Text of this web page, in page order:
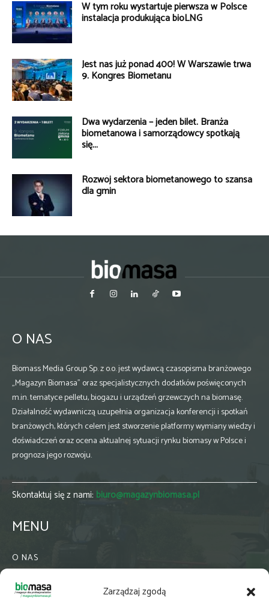
Zarządzaj zgodą
W tym roku wystartuje pierwsza w Polsce
instalacja produkująca bioLNG
Jest nas już ponad 400! W Warszawie trwa
9. Kongres Biometanu
Dwa wydarzenia – jeden bilet. Branża
biometanowa i samorządowcy spotkają
się...
Rozwój sektora biometanowego to szansa
dla gmin
O NAS
Biomass Media Group Sp. z o.o. jest wydawcą czasopisma branżowego
„Magazyn Biomasa” oraz specjalistycznych dodatków poświęconych
m.in. tematyce pelletu, biogazu i urządzeń grzewczych na biomasę.
Działalność wydawniczą uzupełnia organizacja konferencji i spotkań
branżowych, których celem jest stworzenie platformy wymiany wiedzy i
doświadczeń oraz ocena aktualnej sytuacji rynku biomasy w Polsce i
prognoza jego rozwoju.
Skontaktuj się z nami: biuro@magazynbiomasa.pl
MENU
O NAS
WSPÓŁPRACA